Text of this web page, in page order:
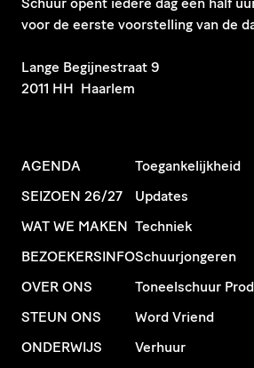
voor de eerste voorstelling van de
​Lange Begijnestraat 9
2011 HH Haarlem
AGENDA
SEIZOEN 26/27
WAT WE MAKEN
BEZOEKERSINFO
OVER ONS
STEUN ONS
ONDERWIJS
Toegankelijkheid
Updates
Techniek
Schuurjongeren
Toneelschuur
Word Vriend
Verhuur